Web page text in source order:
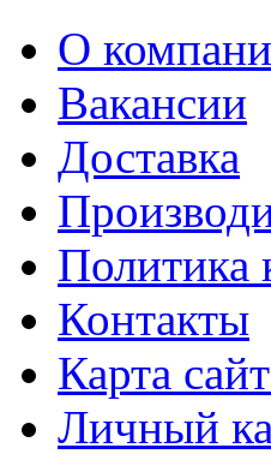
О
Вакансии
Доставка
Политика
Контакты
Карта
Личный